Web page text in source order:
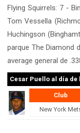
Flying Squirrels: 7 -
Tom Vessella
Huchingson
parque The Diamond
average general de
Cesar Puello al día de
Club
New York